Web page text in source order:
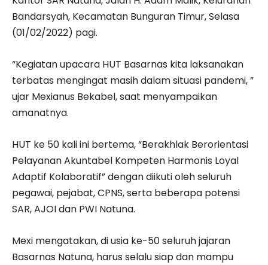
Bandarsyah, Kecamatan Bunguran Timur, Selasa
(01/02/2022) pagi.
“Kegiatan upacara HUT Basarnas kita laksanakan
terbatas mengingat masih dalam situasi pandemi, ”
ujar Mexianus Bekabel, saat menyampaikan
amanatnya.
HUT ke 50 kali ini bertema, “Berakhlak Berorientasi
Pelayanan Akuntabel Kompeten Harmonis Loyal
Adaptif Kolaboratif” dengan diikuti oleh seluruh
pegawai, pejabat, CPNS, serta beberapa potensi
SAR, AJOI dan PWI Natuna.
Mexi mengatakan, di usia ke-50 seluruh jajaran
Basarnas Natuna, harus selalu siap dan mampu